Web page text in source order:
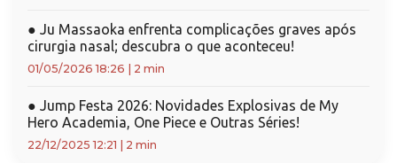
● Ju Massaoka enfrenta complicações graves após
cirurgia nasal; descubra o que aconteceu!
01/05/2026 18:26 2 min
● Jump Festa 2026: Novidades Explosivas de My
Hero Academia, One Piece e Outras Séries!
22/12/2025 12:21 2 min